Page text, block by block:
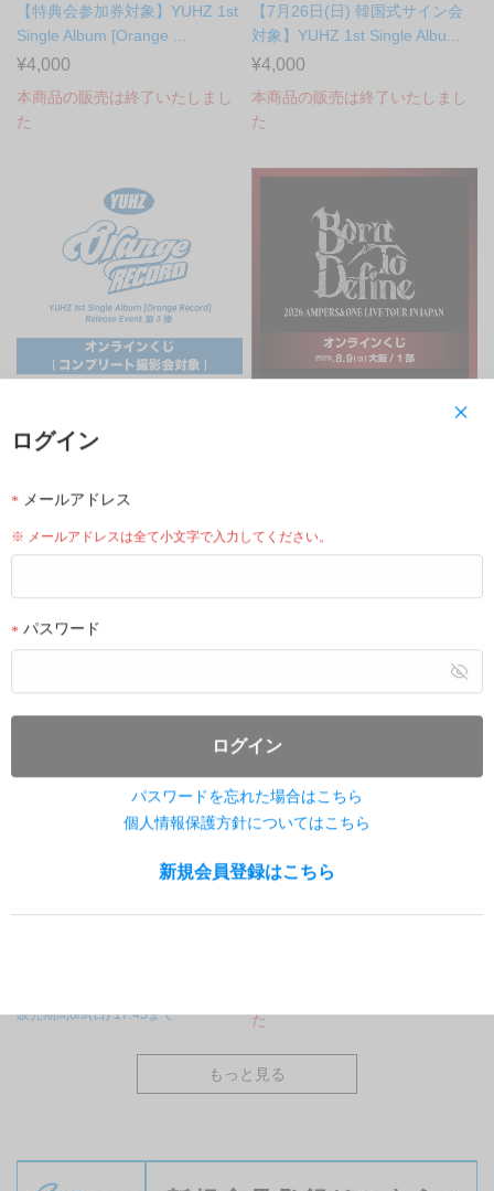
ログイン
メールアドレス
※ メールアドレスは全て小文字で入力してください。
パスワード
ログイン
パスワードを忘れた場合はこちら
個人情報保護方針についてはこちら
新規会員登録はこちら
【特典会参加券対象】YUHZ 1st
Single Album [Orange ...
¥4,000
本商品の販売は終了いたしまし
た
【7月26日(日) 韓国式サイン会
対象】YUHZ 1st Single Albu...
¥4,000
本商品の販売は終了いたしまし
た
[Or...
本商品の販売は終了いたしまし
8月9日(日) 10:30 から販売開始
オンラインくじ
販売期間8/9(日) 17:45まで
会場受取
た
もっと見る